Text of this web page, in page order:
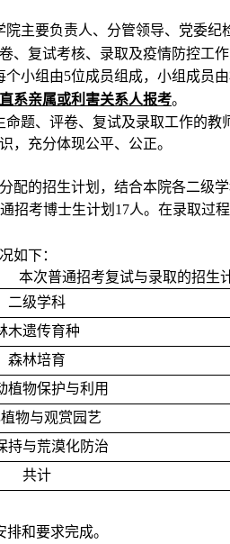
主要负责人、分管领导、党委纪
复试考核、录取及疫情防控工作
个小组由5位成员组成，小组成员
系亲属或利害关系人报考。
题、评卷、复试及录取工作的
，充分体现公平、公正。
配的招生计划，结合本院各二级
招考博士生计划 17人。在录取过
如下：
本次普通招考复试与录取的招生
二级学科
木遗传育种
森林培育
植物保护与利用
物与观赏园艺
持与荒漠化防治
共计
和要求完成。